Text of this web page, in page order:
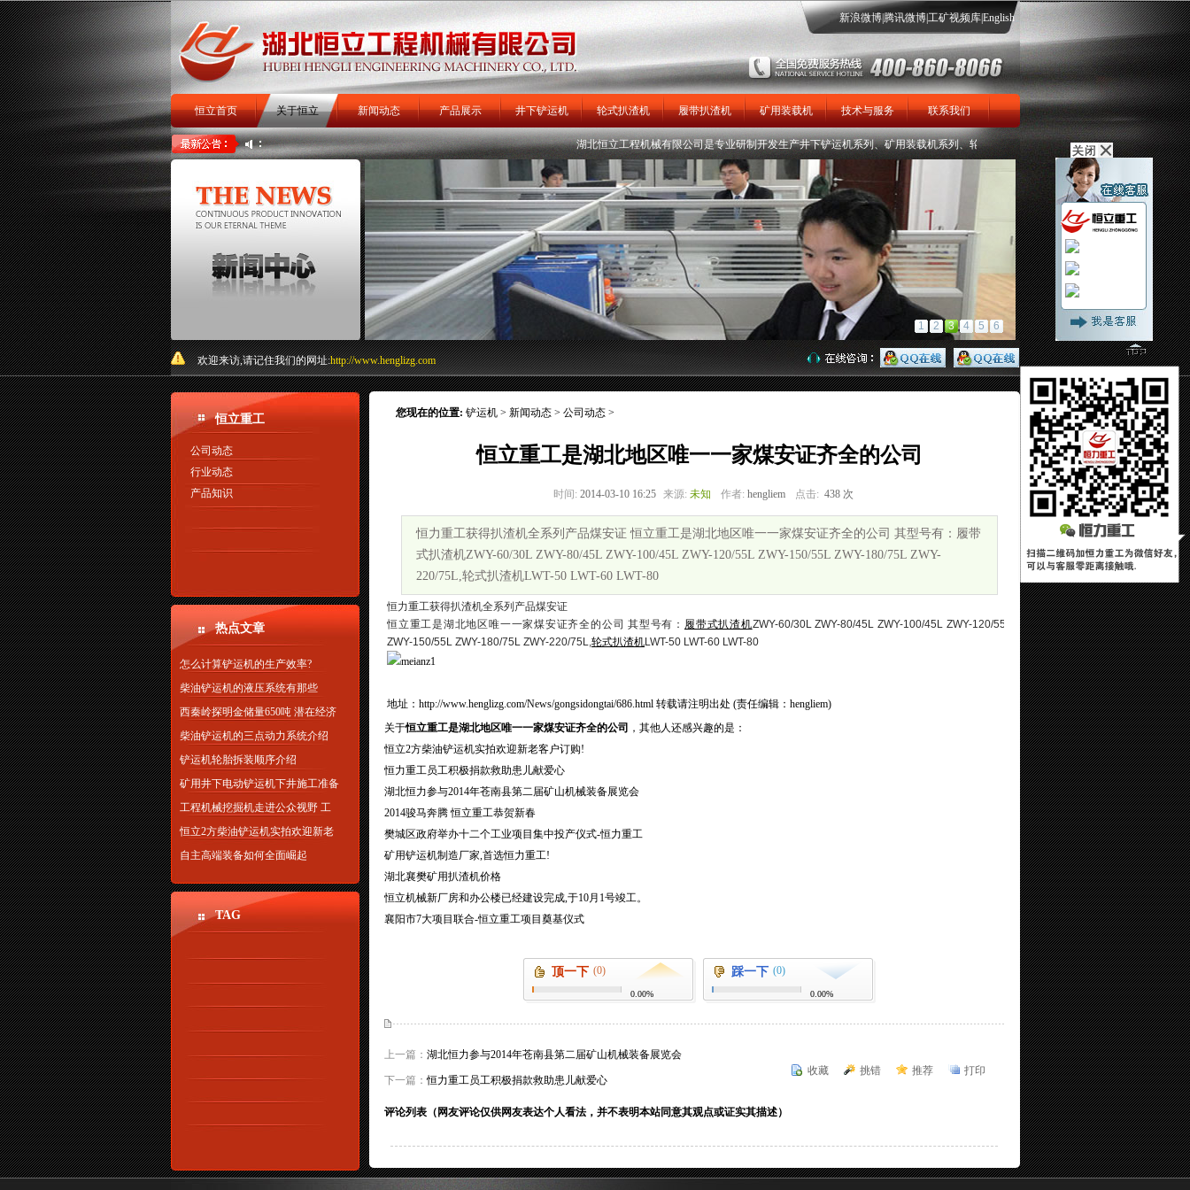
新浪微博| 腾讯微博|工矿视频库|English
恒立首页 关于恒立 新闻动态 产品展示 井下铲运机 轮式扒渣机 履带扒渣机 矿用装载机 技术与服务 联系我们
扒渣机 扒矿机 关于我们 湖北恒立工程机械有限公司是专业研制开发生产井下铲运机系列、矿用装载机系列、轮胎式、大坡度履带式矿用扒渣机系列、矿用掘
1 2 3 4 5 6
欢迎来访,请记住我们的网址:http://www.henglizg.com
恒立重工
公司动态
行业动态
产品知识
热点文章
怎么计算铲运机的生产效率?
柴油铲运机的液压系统有那些
西秦岭探明金储量650吨 潜在经济
柴油铲运机的三点动力系统介绍
铲运机轮胎拆装顺序介绍
矿用井下电动铲运机下井施工准备
工程机械挖掘机走进公众视野 工
恒立2方柴油铲运机实拍欢迎新老
自主高端装备如何全面崛起
TAG
您现在的位置: 铲运机> 新闻动态> 公司动态>
恒立重工是湖北地区唯一一家煤安证齐全的公司
时间: 2014-03-10 16:25 来源: 未知 作者: hengliem 点击: 438 次
恒力重工获得扒渣机全系列产品煤安证 恒立重工是湖北地区唯一一家煤安证齐全的公司 其型号有：履带
式扒渣机ZWY-60/30L ZWY-80/45L ZWY-100/45L ZWY-120/55L ZWY-150/55L ZWY-180/75L ZWY-
220/75L,轮式扒渣机LWT-50 LWT-60 LWT-80
恒力重工获得扒渣机全系列产品煤安证
恒立重工是湖北地区唯一一家煤安证齐全的公司 其型号有： 履带式扒渣机ZWY-60/30L ZWY-80/45L ZWY-100/45L ZWY-120/55L
ZWY-150/55L ZWY-180/75L ZWY-220/75L,轮式扒渣机LWT-50 LWT-60 LWT-80
地址： http://www.henglizg.com/News/gongsidongtai/686.html 转载请注明出处 (责任编辑：hengliem)
关于恒立重工是湖北地区唯一一家煤安证齐全的公司 ，其他人还感兴趣的是：
恒立2方柴油铲运机实拍欢迎新老客户订购!
恒力重工员工积极捐款救助患儿献爱心
湖北恒力参与2014年苍南县第二届矿山机械装备展览会
2014骏马奔腾 恒立重工恭贺新春
樊城区政府举办十二个工业项目集中投产仪式-恒力重工
矿用铲运机制造厂家,首选恒力重工!
湖北襄樊矿用扒渣机价格
恒立机械新厂房和办公楼已经建设完成,于10月1号竣工。
襄阳市7大项目联合-恒立重工项目奠基仪式
顶一下 (0)
0.00%
踩一下 (0)
0.00%
上一篇： 湖北恒力参与2014年苍南县第二届矿山机械装备展览会
下一篇：恒力重工员工积极捐款救助患儿献爱心
收藏 挑错 推荐 打印
评论列表（网友评论仅供网友表达个人看法，并不表明本站同意其观点或证实其描述）